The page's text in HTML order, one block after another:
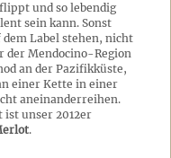
und so lebendig
sein kann. Sonst
Label stehen, nicht
der Mendocino-Region
an der Pazifikküste,
einer Kette in einer
aneinanderreihen.
ist unser 2012er
.